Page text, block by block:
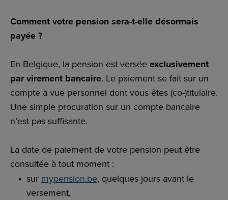
Comment votre pension sera-t-elle désormais
payée ?
En Belgique, la pension est verséeexclusivement
par virement bancaire. Le paiement se fait sur un
compte à vue personnel dont vous êtes (co-)titulaire.
Une simple procuration sur un compte bancaire
n’est pas suffisante.
La date de paiement de votre pension peut être
consultée à tout moment :
sur mypension.be, quelques jours avant le
versement,